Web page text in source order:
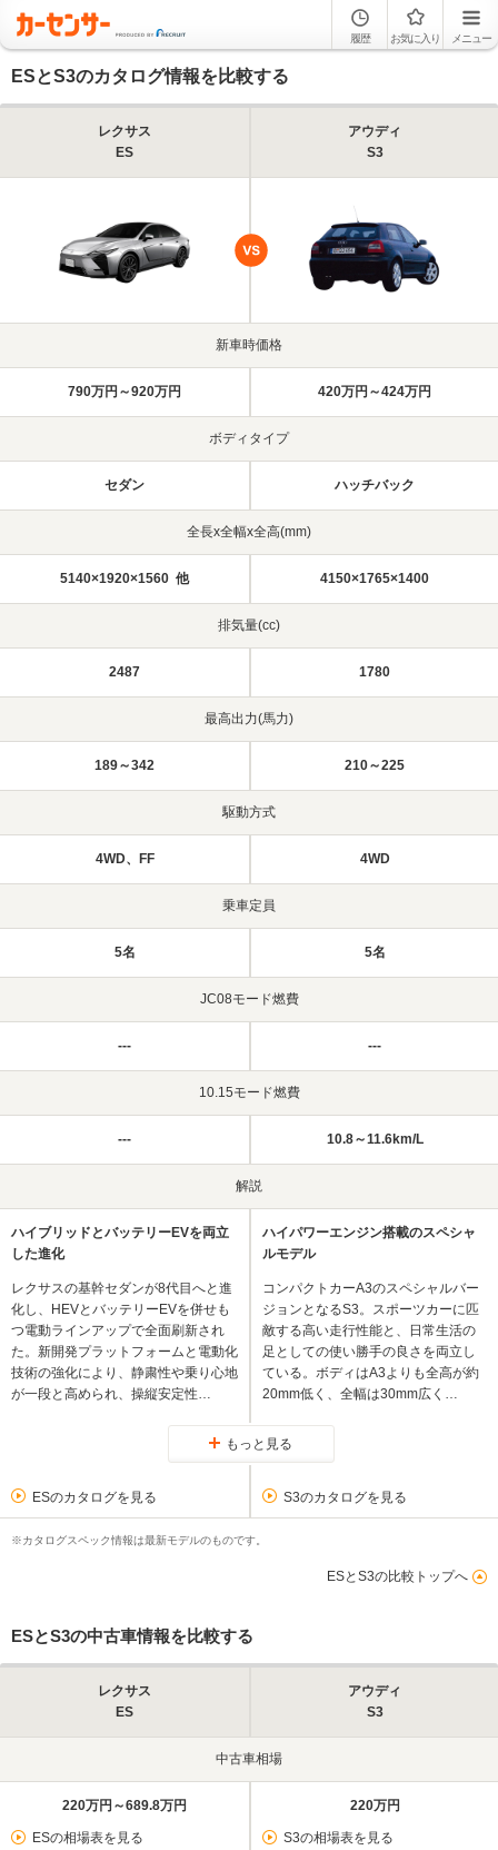
履歴 お気に入り メニュー
ESとS3のカタログ情報を比較する
レクサス
ES
アウディ
S3
新車時価格
790万円～920万円 420万円～424万円
ボディタイプ
セダン ハッチバック
全長x全幅x全高(mm)
5140×1920×1560 他 4150×1765×1400
排気量(cc)
2487 1780
最高出力(馬力)
189～342 210～225
駆動方式
4WD、FF 4WD
乗車定員
5名 5名
JC08モード燃費
--- ---
10.15モード燃費
--- 10.8～11.6km/L
解説
ハイブリッドとバッテリーEVを両立
した進化
レクサスの基幹セダンが8代目へと進
化し、HEVとバッテリーEVを併せも
つ電動ラインアップで全面刷新され
た。新開発プラットフォームと電動化
技術の強化により、静粛性や乗り心地
が一段と高められ、操縦安定性…
ハイパワーエンジン搭載のスペシャ
ルモデル
コンパクトカーA3のスペシャルバー
ジョンとなるS3。スポーツカーに匹
敵する高い走行性能と、日常生活の
足としての使い勝手の良さを両立し
ている。ボディはA3よりも全高が約
20mm低く、全幅は30mm広く…
もっと見る
ESのカタログを見る S3のカタログを見る
※カタログスペック情報は最新モデルのものです。
ESとS3の比較トップへ
ESとS3の中古車情報を比較する
レクサス
ES
アウディ
S3
中古車相場
220万円～689.8万円
ESの相場表を見る
220万円
S3の相場表を見る